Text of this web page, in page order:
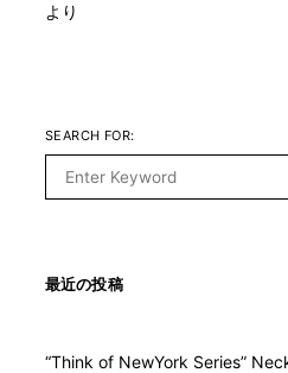
より
SEARCH FOR:
最近の投稿
“Think of NewYork Series”